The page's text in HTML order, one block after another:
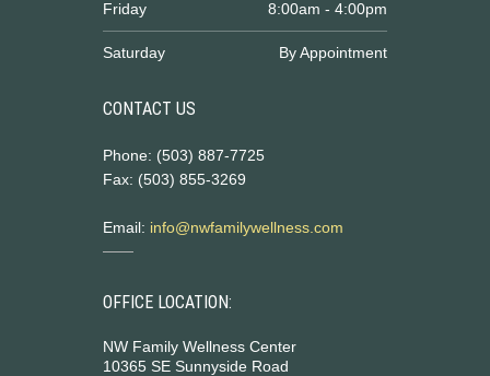
Friday 8:00am - 4:00pm
Saturday By Appointment
CONTACT US
Phone: (503) 887-7725
Fax: (503) 855-3269
Email: info@nwfamilywellness.com
OFFICE LOCATION:
NW Family Wellness Center
10365 SE Sunnyside Road